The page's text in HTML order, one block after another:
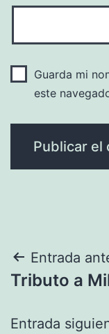
Guarda mi
este
de
Entrada
Tributo a
Entrada